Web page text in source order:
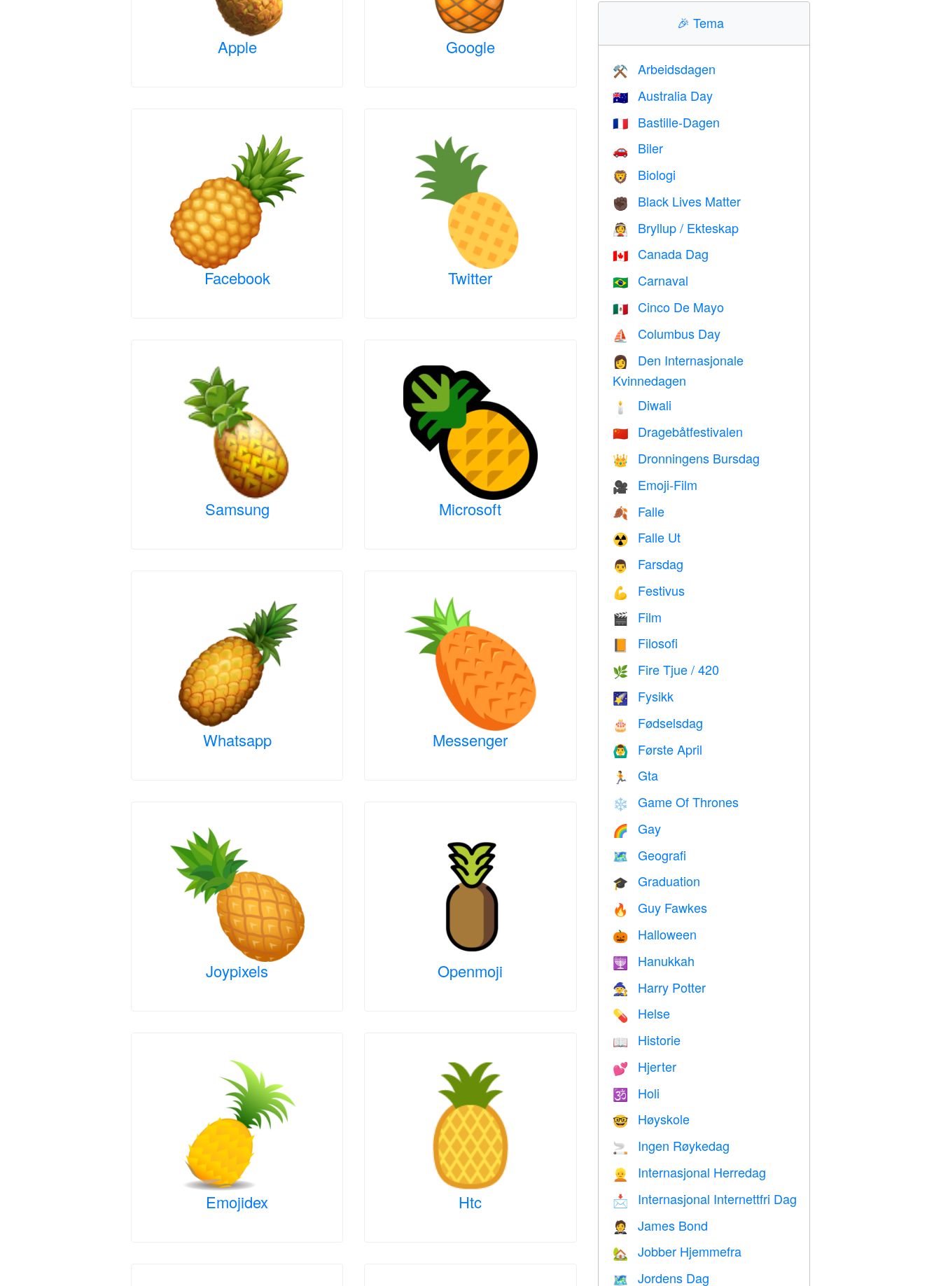
Apple Google
Facebook Twitter
Samsung Microsoft
Whatsapp Messenger
Joypixels Openmoji
Emojidex Htc
🎉Tema
⚒️ Arbeidsdagen
🇦🇺 Australia Day
🇫🇷 Bastille-Dagen
🚗 Biler
🦁 Biologi
✊🏿 Black Lives Matter
👰 Bryllup / Ekteskap
🇨🇦 Canada Dag
🇧🇷 Carnaval
🇲🇽 Cinco De Mayo
⛵️ Columbus Day
👩
Den Internasjonale
Kvinnedagen
🕯 Diwali
🇨🇳 Dragebåtfestivalen
👑 Dronningens Bursdag
🎥 Emoji-Film
🍂 Falle
☢️ Falle Ut
👨 Farsdag
💪 Festivus
🎬 Film
Filosofi
🌿 Fire Tjue / 420
🌠 Fysikk
🎂 Fødselsdag
🙆‍♂️ Første April
🏃 Gta
❄️ Game Of Thrones
🌈 Gay
🗺 Geografi
🎓 Graduation
🔥 Guy Fawkes
🎃 Halloween
🕎 Hanukkah
🧙 Harry Potter
💊 Helse
📖 Historie
💕 Hjerter
🕉 Holi
🤓 Høyskole
🚬 Ingen Røykedag
👱 Internasjonal Herredag
📩 Internasjonal Internettfri Dag
🤵 James Bond
🏡 Jobber Hjemmefra
🗺️ Jordens Dag